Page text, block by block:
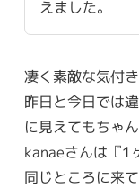
えました。
凄く素敵な気付き
昨日と今日では
に見えてもちゃ
kanaeさんは『1
同じところに来